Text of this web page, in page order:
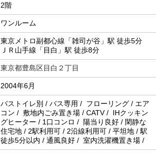
2階
ワンルーム
東京メトロ副都心線「雑司が谷」駅 徒歩5分
ＪＲ山手線「目白」駅 徒歩8分
東京都豊島区目白２丁目
2004年6月
バストイレ別 / バス専用 / フローリング / エア
コン / 敷地内ごみ置き場 / CATV / IHクッキン
グヒーター / 1口コンロ / 陽当り良好 / 閑静な
住宅地 / 2駅利用可 / 2沿線利用可 / 平坦地 / 駅
徒歩5分以内 / 通風良好 / 室内洗濯機置き場 /